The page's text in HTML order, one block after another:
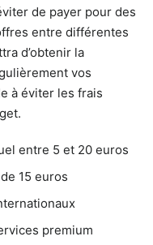
de payer pour des
entre différentes
d’obtenir la
vos
à éviter les frais
entre 5 et 20 euros
15 euros
premium